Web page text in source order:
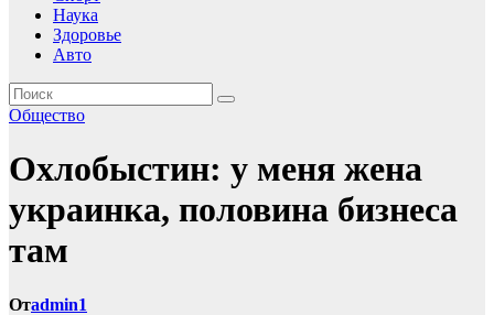
Наука
Здоровье
Авто
Общество
Охлобыстин: у меня жена
украинка, половина бизнеса
там
Отadmin1